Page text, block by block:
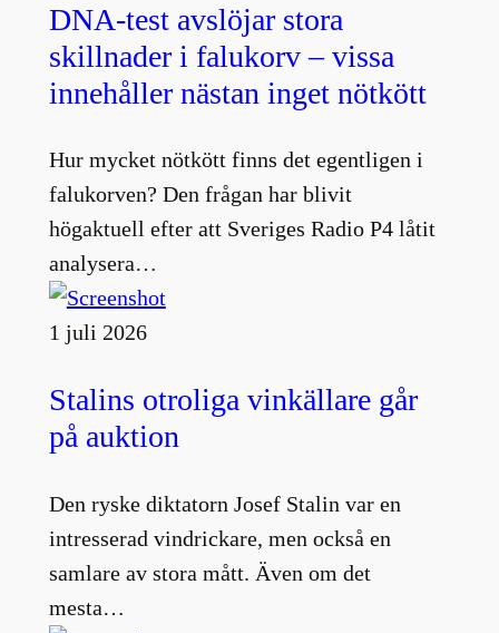
DNA-test avslöjar stora
skillnader i falukorv – vissa
innehåller nästan inget nötkött
Hur mycket nötkött finns det egentligen i
falukorven? Den frågan har blivit
högaktuell efter att Sveriges Radio P4 låtit
analysera…
1 juli 2026
Stalins otroliga vinkällare går
på auktion
Den ryske diktatorn Josef Stalin var en
intresserad vindrickare, men också en
samlare av stora mått. Även om det
mesta…